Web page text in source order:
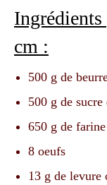
cm :
500 g de
500 g de sucre
650 g de farine
8 oeufs
13 g de levure